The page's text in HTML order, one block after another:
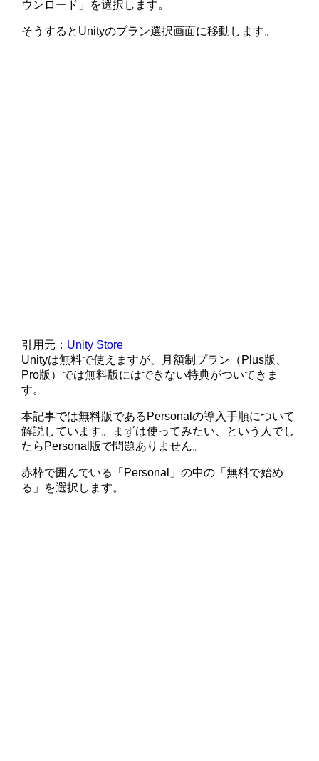
ウンロード」を選択します。
そうするとUnityのプラン選択画面に移動します。
引用元： Unity Store
Unityは無料で使えますが、月額制プラン（Plus版、
Pro版）では無料版にはできない特典がついてきま
す。
本記事では無料版であるPersonalの導入手順について
解説しています。まずは使ってみたい、という人でし
たらPersonal版で問題ありません。
赤枠で囲んでいる「Personal」の中の「無料で始め
る」を選択します。